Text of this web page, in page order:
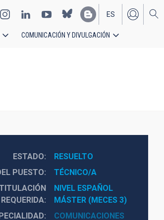
EN
ES
COMUNICACIÓN Y DIVULGACIÓN
ESTADO
RESUELTO
PUESTO
TÉCNICO/A
REQUERIDA
NIVEL ESPAÑOL
MÁSTER (MECES 3)
COMUNICACIONES